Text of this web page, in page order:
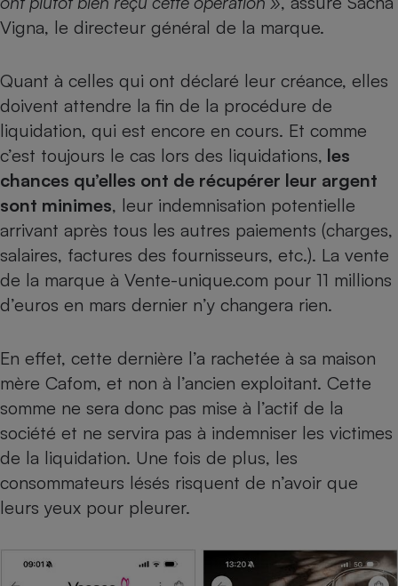
Vigna, le directeur général de la marque.
Quant à celles qui ont déclaré leur créance, elles
doivent attendre la fin de la procédure de
liquidation, qui est encore en cours. Et comme
c’est toujours le cas lors des liquidations, les
chances qu’elles ont de récupérer leur argent
sont minimes, leur indemnisation potentielle
arrivant après tous les autres paiements (charges,
salaires, factures des fournisseurs, etc.). La vente
de la marque à Vente-unique.com pour 11 millions
d’euros en mars dernier n’y changera rien.
En effet, cette dernière l’a rachetée à sa maison
mère Cafom, et non à l’ancien exploitant. Cette
somme ne sera donc pas mise à l’actif de la
société et ne servira pas à indemniser les victimes
de la liquidation. Une fois de plus, les
consommateurs lésés risquent de n’avoir que
leurs yeux pour pleurer.